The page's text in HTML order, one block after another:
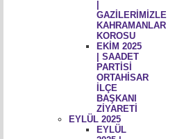
GAZİLERİMİZLE
KAHRAMANLAR
KOROSU
EKİM 2025
| SAADET
PARTİSİ
ORTAHİSAR
İLÇE
BAŞKANI
ZİYARETİ
EYLÜL 2025
EYLÜL